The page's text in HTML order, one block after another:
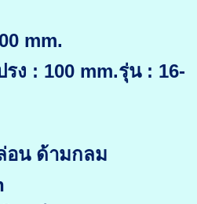
mm.
ง : 100 mm.รุ่น : 16-
อน ด้ามกลม